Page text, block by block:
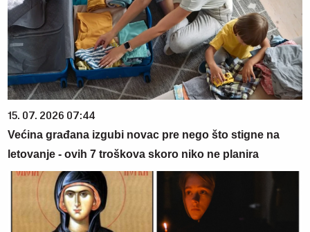
15. 07. 2026 07:44
Većina građana izgubi novac pre nego što stigne na
letovanje - ovih 7 troškova skoro niko ne planira